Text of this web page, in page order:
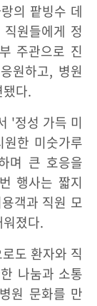
의 팥빙수 데
원들에게 정
주관으로 진
원하고, 병원
다.
'정성 가득 미
한 미숫가루
며 큰 호응을
행사는 짧지
객과 직원 모
졌다.
도 환자와 직
나눔과 소통
원 문화를 만